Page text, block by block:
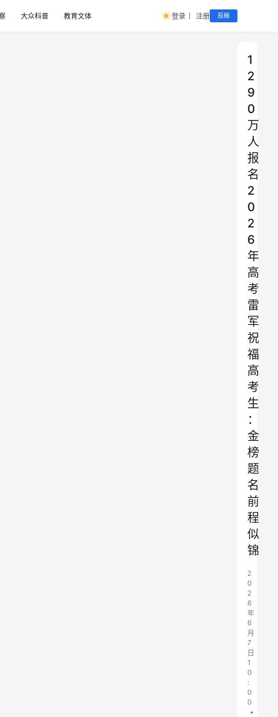
大众科普 教育文体 登录 注册 投稿
1
2
9
0
万
人
报
名
2
0
2
6
年
高
考
雷
军
祝
福
高
考
生
：
金
榜
题
名
前
程
似
锦
2
0
2
6
年
6
月
7
日
1
0
:
0
0
•